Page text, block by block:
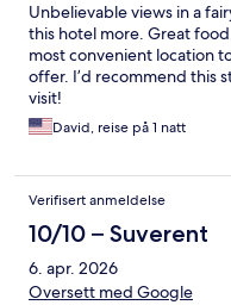
Unbelievable views in a
this hotel more. Great
most convenient location
offer. I’d recommend this
visit!
David, reise på 1 natt
Verifisert anmeldelse
10/10 – Suverent
6. apr. 2026
Oversett med Google